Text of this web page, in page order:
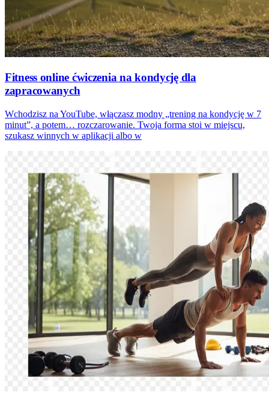
Fitness online ćwiczenia na kondycję dla
zapracowanych
Wchodzisz na YouTube, włączasz modny „trening na kondycję w 7
minut”, a potem… rozczarowanie. Twoja forma stoi w miejscu,
szukasz winnych w aplikacji albo w